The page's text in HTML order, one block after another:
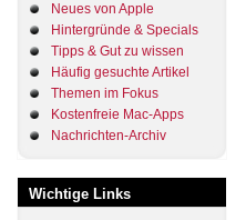
Neues von Apple
Hintergründe & Specials
Tipps & Gut zu wissen
Häufig gesuchte Artikel
Themen im Fokus
Kostenfreie Mac-Apps
Nachrichten-Archiv
Wichtige Links